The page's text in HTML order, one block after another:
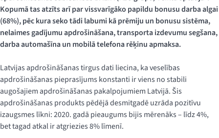
Kopumā tas atzīts arī par vissvarīgāko papildu bonusu darba algai
(68%), pēc kura seko tādi labumi kā prēmiju un bonusu sistēma,
nelaimes gadījumu apdrošināšana, transporta izdevumu segšana,
darba automašīna un mobilā telefona rēķinu apmaksa.
Latvijas apdrošināšanas tirgus dati liecina, ka veselības
apdrošināšanas pieprasījums konstanti ir viens no stabili
augošajiem apdrošināšanas pakalpojumiem Latvijā. Šis
apdrošināšanas produkts pēdējā desmitgadē uzrāda pozitīvu
izaugsmes līkni: 2020. gadā pieaugums bijis mērenāks – līdz 4%,
bet tagad atkal ir atgriezies 8% līmenī.